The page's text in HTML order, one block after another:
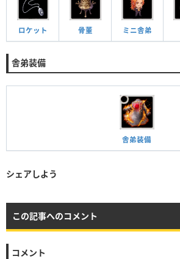
ロケット 骨董 ミニ舎弟
舎弟装備
舎弟装備
シェアしよう
この記事へのコメント
コメント